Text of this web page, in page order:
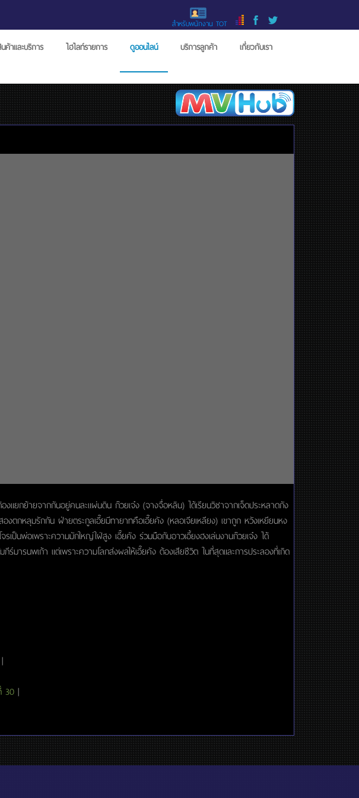
สำหรับพนักงาน TOT
ค้าและบริการ ไฮไลท์รายการ ดูออนไลน์ บริการลูกค้า เกี่ยวกับเรา
แยกย้ายจากกันอยู่คนละแผ่นดิน ก๊วยเจ๋ง (จางจื่อหลิน) ได้เรียนวิชาจากเจ็ดประหลาดกัง
กหลุมรักกัน ฝ่ายตระกูลเอี๊ยมีทายาทคือเอี๊ยคัง (หลอเจียเหลียง) เขาถูก หวังเหยียนหง
เป็นพ่อเพราะความมักใหญ่ใฝ่สูง เอี๊ยคัง ร่วมมือกับอาวเอี้ยงฮงเล่นงานก๊วยเจ๋ง ได้
ารนพเก้า แต่เพราะความโลภส่งผลให้เอี๊ยคัง ต้องเสียชีวิต ในที่สุดและการประลองที่เกิด
|
30 |